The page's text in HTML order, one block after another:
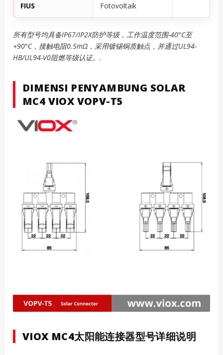
FIUS
Fotovoltaik
所有型号均具备IP67/IP2X防护等级，工作温度范围-40°C至
+90°C，接触电阻0.5mΩ，采用镀锡铜质触点，并通过UL94-
HB/UL94-V0阻燃等级认证。.
DIMENSI PENYAMBUNG SOLAR
MC4 VIOX VOPV-T5
VIOX MC4太阳能连接器型号详细说明